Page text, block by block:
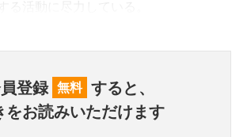
登録 無料 すると、
をお読みいただけます